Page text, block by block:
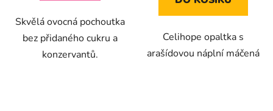
Skvělá ovocná pochoutka
bez přidaného cukru a
konzervantů.
Celihope opaltka s
arašídovou náplní máčená